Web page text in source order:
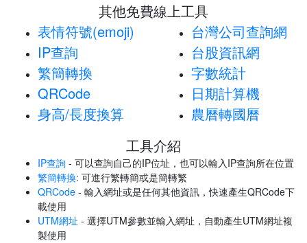
其他免費線上工具
表情符號(emoji)
IP查詢
繁簡轉換
QRCode
身高/長度換算
台灣公司查詢網
台股資訊網
字數統計
日期計算機
農曆轉國曆
工具介紹
IP查詢 - 可以查詢自己的IP位址，也可以輸入IP查詢所在位置
繁簡轉換: 可進行繁轉簡或是簡轉繁
QRCode - 輸入網址或是任何其他資訊，快速產生QRCode下
載使用
UTM網址 - 選擇UTM參數並輸入網址，自動產生UTM網址複
製使用